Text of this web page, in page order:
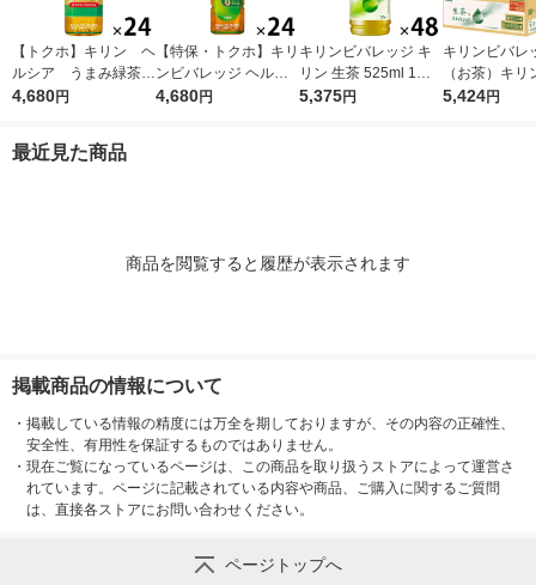
【トクホ】キリン ヘ
ルシア うまみ緑茶
５００ｍｌＰＥＴ 1箱
4,680円
【特保・トクホ】キリ
ンビバレッジ ヘルシ
ア 緑茶 350ml スリム
4,680円
キリンビバレッジ キ
リン 生茶 525ml 1セ
ット（48本） お茶 緑
5,375円
キリンビバレ
（お茶）キリ
ッジ 生茶 ラ
5,424円
最近見た商品
商品を閲覧すると履歴が表示されます
掲載商品の情報について
・ 掲載している情報の精度には万全を期しておりますが、その内容の正確性、
安全性、有用性を保証するものではありません。
・ 現在ご覧になっているページは、この商品を取り扱うストアによって運営さ
れています。ページに記載されている内容や商品、ご購入に関するご質問
は、直接各ストアにお問い合わせください。
ページトップへ